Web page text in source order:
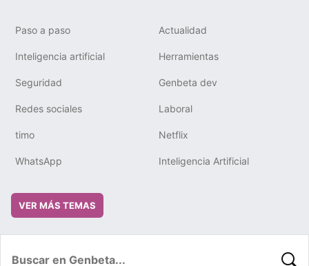
Paso a paso Actualidad
Inteligencia artificial Herramientas
Seguridad Genbeta dev
Redes sociales Laboral
timo Netflix
WhatsApp Inteligencia Artificial
VER MÁS TEMAS